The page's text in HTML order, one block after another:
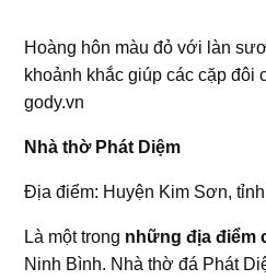
Hoàng hôn màu đỏ với làn
khoảnh khắc giúp các cặp
gody.vn
Nhà thờ Phát Diệm
Địa điểm: Huyện Kim Sơn,
Là một trong những địa điểm
Ninh Bình. Nhà thờ đá Phát